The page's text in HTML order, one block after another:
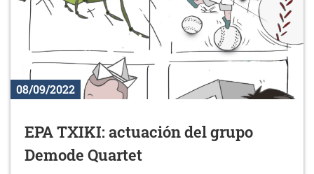
08/09/2022
EPA TXIKI: actuación del grupo
Demode Quartet